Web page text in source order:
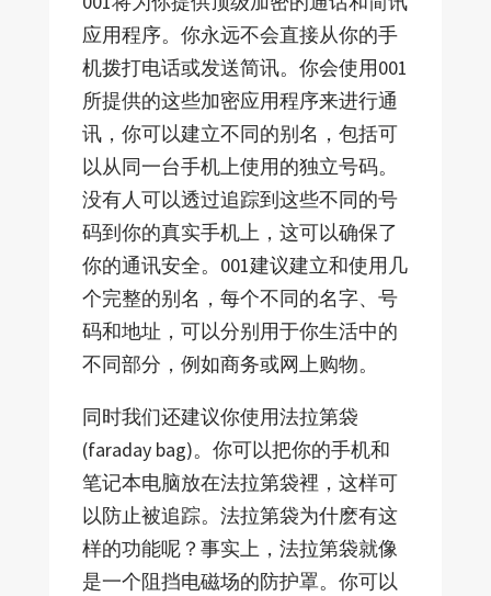
应用程序。你永远不会直接从你的手
机拨打电话或发送简讯。你会使用001
所提供的这些加密应用程序来进行通
讯，你可以建立不同的别名，包括可
以从同一台手机上使用的独立号码。
没有人可以透过追踪到这些不同的号
码到你的真实手机上，这可以确保了
你的通讯安全。001建议建立和使用几
个完整的别名，每个不同的名字、号
码和地址，可以分别用于你生活中的
不同部分，例如商务或网上购物。
同时我们还建议你使用法拉第袋
(faraday bag)。你可以把你的手机和
笔记本电脑放在法拉第袋裡，这样可
以防止被追踪。法拉第袋为什麽有这
样的功能呢？事实上，法拉第袋就像
是一个阻挡电磁场的防护罩。你可以